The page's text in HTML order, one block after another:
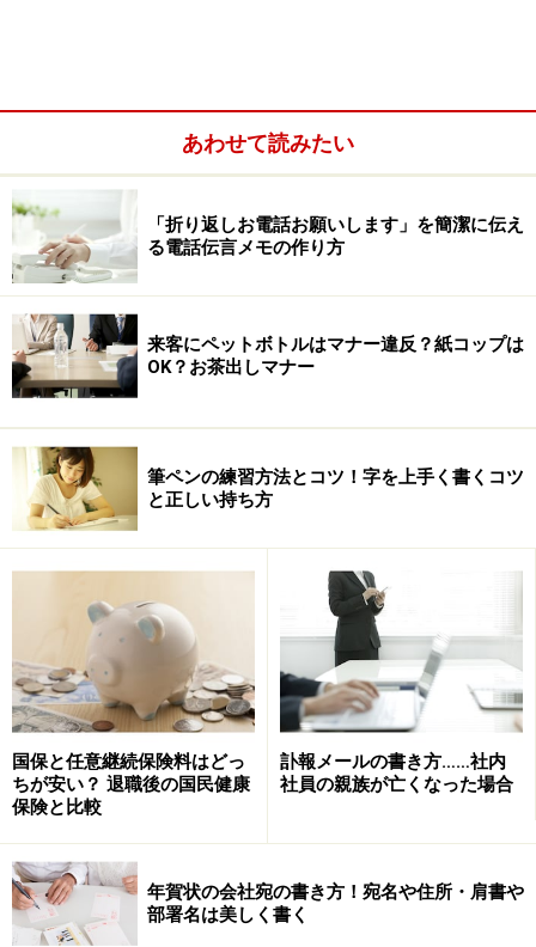
退職後、住民税の納付書は忘れたころにや
それでは住民税の計算はどのように行われているのでし
ょうか？おそらくお住まいの市区町村に対して、給料な
どの申告をした覚えのある方はいらっしゃらないと思い
ます。それもそのはず、市区町村は、会社員であれば給
与の支払者である会社から１年分の給料やボーナスの金
額情報を、個人事業主であれば確定申告書の情報を持っ
ている税務署から所得の情報を受け取って、住民税を計
算しているのです。
こうして、市区町村はみなさんの所得を把握して住民税
を計算しています。そして、計算された住民税が毎年6
月から翌年5月にかけて給与天引きされたり、納付書で
納付したりする住民税額となります。例えば、平成28年
6月～平成29年5月の住民税額は、平成27年の所得情報に
基づいています。確定申告や、1年間の給料・ボーナス
の金額が確定しないと市区町村で住民税額を計算できな
いため、このように前年分の所得をベースに課税される
ことになっているのです。
によって徴収方法は変わります。6月から12月にした場
合は、最後の給料から残りの期間分一括天引きすること
も可能ですし、転職先で毎月天引きしてもらうことも可
あわせて読みたい
「折り返しお電話お願いします」を簡潔に伝え
る電話伝言メモの作り方
来客にペットボトルはマナー違反？紙コップは
OK？お茶出しマナー
筆ペンの練習方法とコツ！字を上手く書くコツ
と正しい持ち方
国保と任意継続保険料はどっ
ちが安い？ 退職後の国民健康
保険と比較
訃報メールの書き方……社内
社員の親族が亡くなった場合
年賀状の会社宛の書き方！宛名や住所・肩書や
部署名は美しく書く